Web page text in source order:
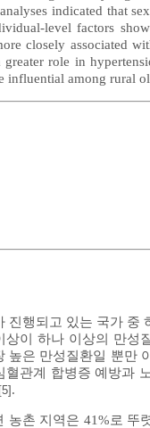
indicated that
level factors
closely associated
role in
influential among rural
행되고 있는 국가 중
상이 하나 이상의 만성
높은 만성질환일 뿐만
관계 합병증 예방과
[5] .
농촌 지역은 41%로 뚜